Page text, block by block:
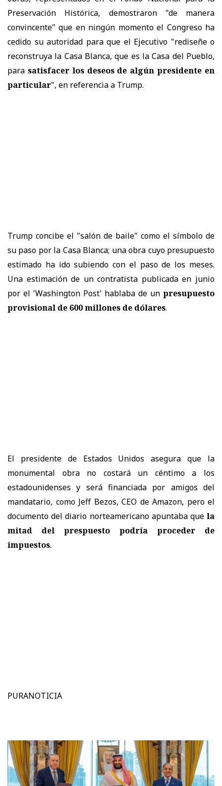
Preservación Histórica, demostraron "de manera
convincente" que en ningún momento el Congreso ha
cedido su autoridad para que el Ejecutivo "rediseñe o
reconstruya la Casa Blanca, que es la Casa del Pueblo,
para satisfacer los deseos de algún presidente en
particular", en referencia a Trump.
Trump concibe el "salón de baile" como el símbolo de
su paso por la Casa Blanca; una obra cuyo presupuesto
estimado ha ido subiendo con el paso de los meses.
Una estimación de un contratista publicada en junio
por el 'Washington Post' hablaba de un presupuesto
provisional de 600 millones de dólares.
El presidente de Estados Unidos asegura que la
monumental obra no costará un céntimo a los
estadounidenses y será financiada por amigos del
mandatario, como Jeff Bezos, CEO de Amazon, pero el
documento del diario norteamericano apuntaba que la
mitad del prespuesto podría proceder de
impuestos.
PURANOTICIA